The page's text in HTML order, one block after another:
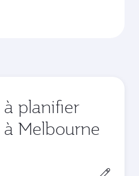
planifier
Melbourne